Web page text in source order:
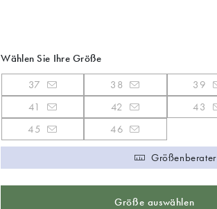
Wählen Sie Ihre Größe
37 38 39
41
42 43
45
46
Größenberater
Größe auswählen